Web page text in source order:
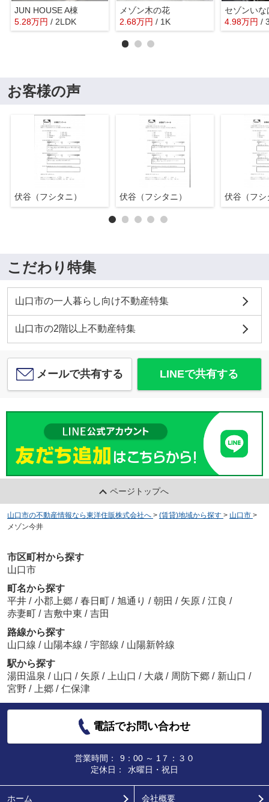
JUN HOUSE A棟
5.28万円 / 2LDK
メゾン木の花
2.68万円 / 1K
セゾンい
4.98万円 /
お客様の声
伏谷（フシタニ） 伏谷（フシタニ） 伏谷（フシ
こだわり特集
山口市の一人暮らし向け不動産特集
山口市の2階以上不動産特集
メールで共有する LINEで共有する
ページトップへ
山口市の不動産情報なら東洋住販株式会社へ > (賃貸)地域から探す > 山口市 >
メゾン今井
市区町村から探す
山口市
町名から探す
平井 / 小郡上郷 / 春日町 / 旭通り / 朝田 / 矢原 / 江良 /
赤妻町 / 吉敷中東 / 吉田
路線から探す
山口線 / 山陽本線 / 宇部線 / 山陽新幹線
駅から探す
湯田温泉 / 山口 / 矢原 / 上山口 / 大歳 / 周防下郷 / 新山口 /
宮野 / 上郷 / 仁保津
電話でお問い合わせ
営業時間：
9：00 ～ 1７：３０
定休日：
水曜日・祝日
ホーム 会社概要